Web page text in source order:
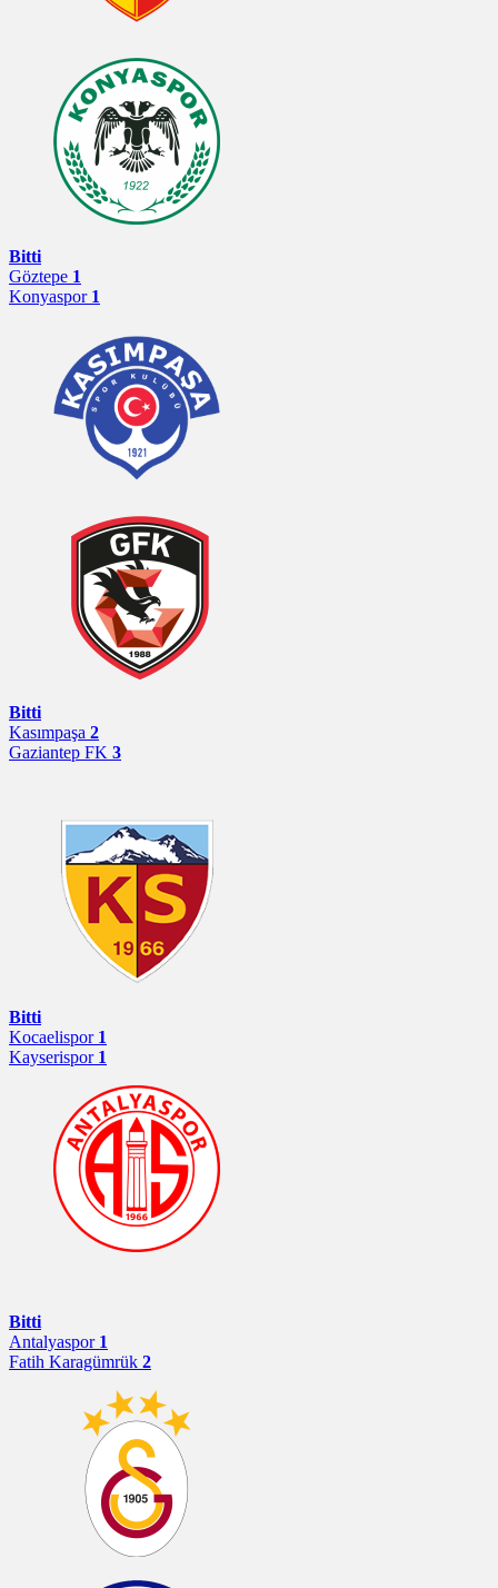
Bitti
Göztepe 1
Konyaspor 1
Bitti
Kasımpaşa 2
Gaziantep FK 3
Bitti
Kocaelispor 1
Kayserispor 1
Bitti
Antalyaspor 1
Fatih Karagümrük 2